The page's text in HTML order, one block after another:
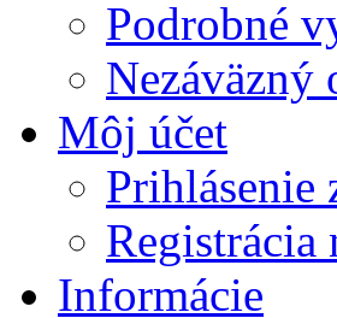
Podrobné
Môj účet
Prihlásenie
Registrácia
Informácie